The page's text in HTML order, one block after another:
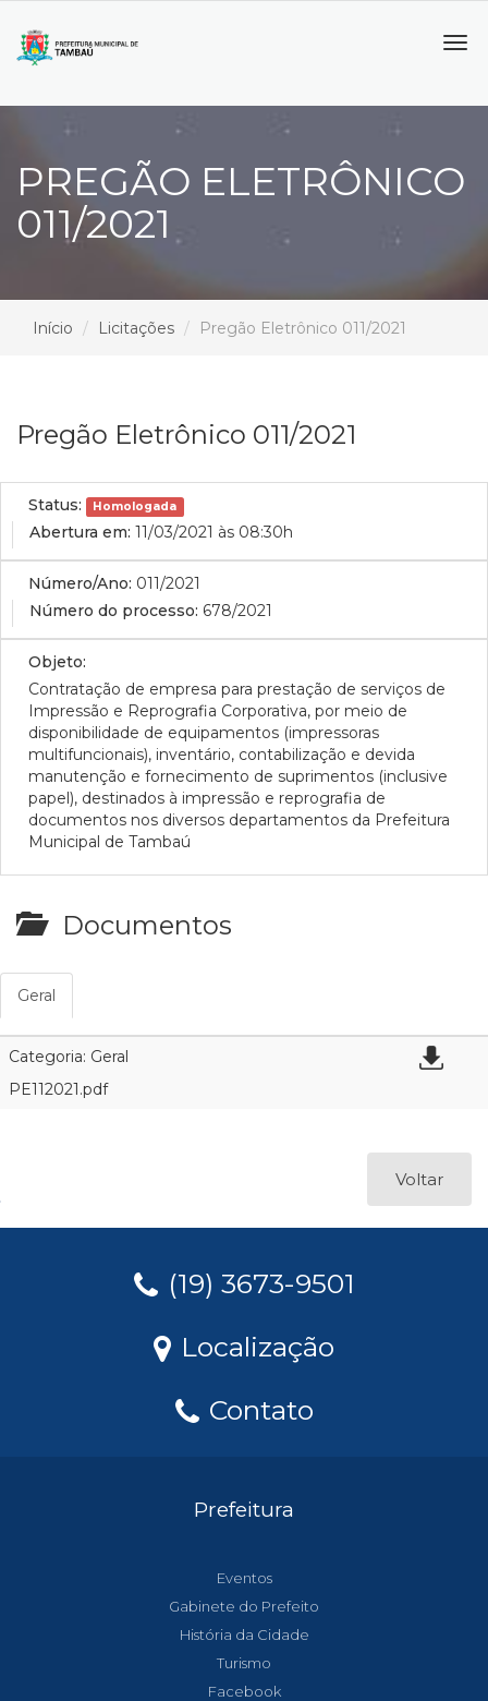
PREGÃO ELETRÔNICO
011/2021
Início Licitações Pregão Eletrônico 011/2021
Pregão Eletrônico 011/2021
Status: Homologada
Abertura em: 11/03/2021 às 08:30h
Número/Ano: 011/2021
Número do processo: 678/2021
Objeto:
Contratação de empresa para prestação de serviços de
Impressão e Reprografia Corporativa, por meio de
disponibilidade de equipamentos (impressoras
multifuncionais), inventário, contabilização e devida
manutenção e fornecimento de suprimentos (inclusive
papel), destinados à impressão e reprografia de
documentos nos diversos departamentos da Prefeitura
Municipal de Tambaú
Documentos
Geral
Categoria: Geral
PE112021.pdf
Voltar
(19) 3673-9501
Localização
Contato
Prefeitura
Eventos
Gabinete do Prefeito
História da Cidade
Turismo
Facebook